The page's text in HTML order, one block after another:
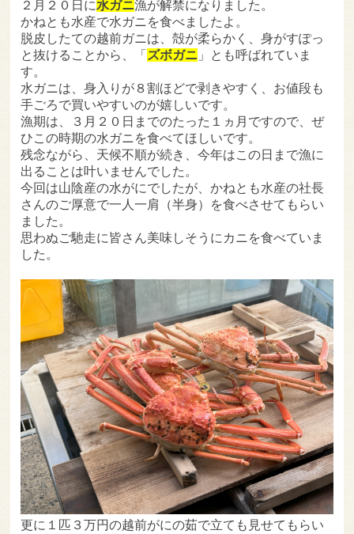
２月２０日に水ガニ漁が解禁になりました。
かねとも水産で水ガニを食べましたよ。
脱皮したての越前ガニは、殻が柔らかく、身がすぽっ
と抜けることから、「 ズボガニ 」とも呼ばれていま
す。
水ガニは、身入りが８割ほどで剥きやすく、お値段も
手ごろで買いやすいのが嬉しいです。
漁期は、３月２０日までのたった１ヵ月ですので、ぜ
ひこの時期の水ガニを食べてほしいです。
残念ながら、天候不順が続き、今年はこの日まで漁に
出ることは叶いませんでした。
今回は山陰産の水がにでしたが、かねとも水産の社長
さんのご厚意で一人一肩（半身）を食べさせてもらい
ました。
思わぬご馳走に皆さん美味しそうにカニを食べていま
した。
更に１匹３万円の越前がにの茹で立ても見せてもらい